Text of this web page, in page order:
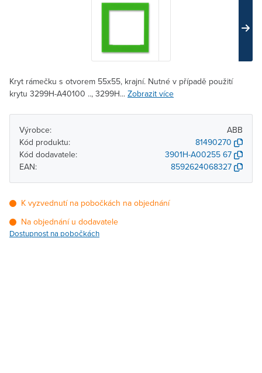
Kryt rámečku s otvorem 55x55, krajní. Nutné v případě použití
krytu 3299H-A40100 .., 3299H... Zobrazit více
Výrobce:
ABB
Kód produktu:
81490270
Kód dodavatele:
3901H-A00255 67
EAN:
8592624068327
K vyzvednutí na pobočkách na objednání
Na objednání u dodavatele
Dostupnost na pobočkách